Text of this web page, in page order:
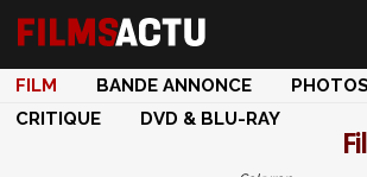
FILM BANDE ANNONCE PHOTOS
CRITIQUE
DVD & BLU-RAY